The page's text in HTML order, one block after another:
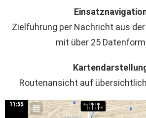
Zielführung per Nachricht aus
mit über 25
Routenansicht auf